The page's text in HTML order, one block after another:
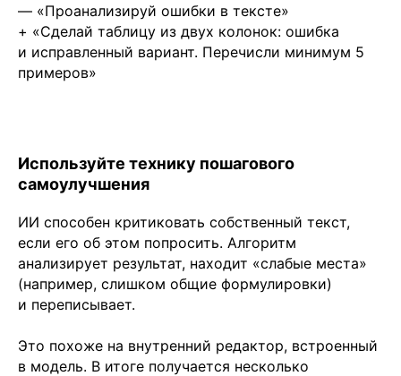
— «Проанализируй ошибки в тексте»
+ «Сделай таблицу из двух колонок: ошибка
и исправленный вариант. Перечисли минимум 5
примеров»
Используйте технику пошагового
самоулучшения
ИИ способен критиковать собственный текст,
если его об этом попросить. Алгоритм
анализирует результат, находит «слабые места»
(например, слишком общие формулировки)
и переписывает.
Это похоже на внутренний редактор, встроенный
в модель. В итоге получается несколько